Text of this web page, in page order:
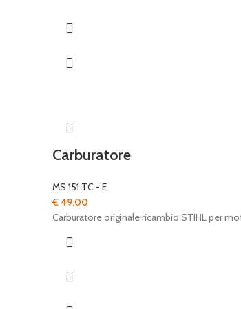
Carburatore
MS 151 TC - E
€49,00
Carburatore originale ricambio STIHL per